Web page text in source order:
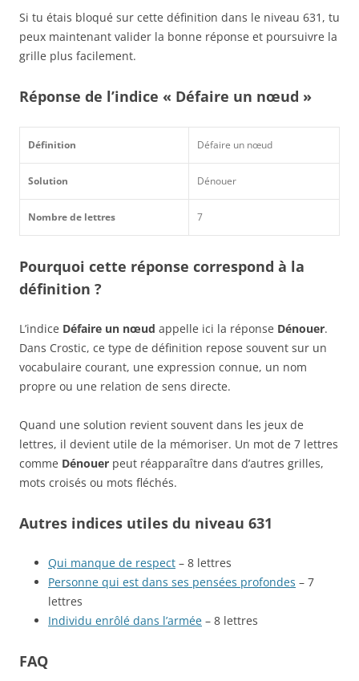
Si tu étais bloqué sur cette définition dans le niveau 631, tu
peux maintenant valider la bonne réponse et poursuivre la
grille plus facilement.
Réponse de l’indice « Défaire un nœud »
Définition Défaire un nœud
Solution Dénouer
Nombre de lettres 7
Pourquoi cette réponse correspond à la
définition ?
L’indice Défaire un nœud appelle ici la réponse Dénouer.
Dans Crostic, ce type de définition repose souvent sur un
vocabulaire courant, une expression connue, un nom
propre ou une relation de sens directe.
Quand une solution revient souvent dans les jeux de
lettres, il devient utile de la mémoriser. Un mot de 7 lettres
comme Dénouer peut réapparaître dans d’autres grilles,
mots croisés ou mots fléchés.
Autres indices utiles du niveau 631
Qui manque de respect – 8 lettres
Personne qui est dans ses pensées profondes – 7
lettres
Individu enrôlé dans l’armée – 8 lettres
FAQ